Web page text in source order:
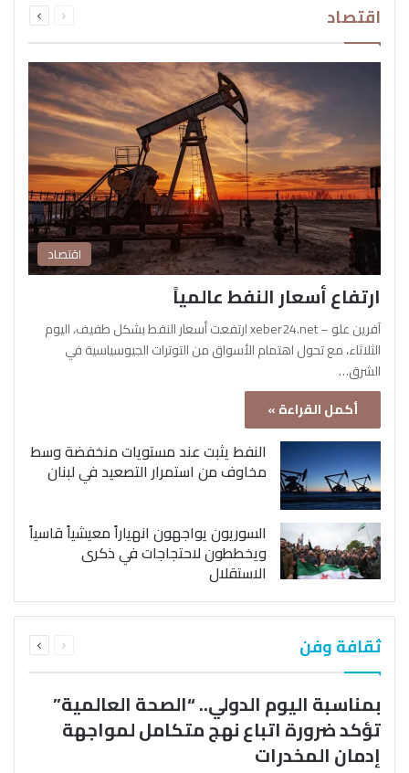
اقتصاد الصفحةالصفحة
اقتصاد
ارتفاع أسعار النفط عالمياً
آفرين علو – xeber24.net ارتفعت أسعار النفط بشكل طفيف، اليوم
الثلاثاء، مع تحول اهتمام الأسواق من التوترات الجيوسياسية في
الشرق…
أكمل القراءة »
النفط يثبت عند مستويات منخفضة وسط
مخاوف من استمرار التصعيد في لبنان
السوريون يواجهون انهياراً معيشياً قاسياً
ويخططون لاحتجاجات في ذكرى
الاستقلال
ثقافة وفن الصفحةالصفحة
بمناسبة اليوم الدولي.. “الصحة العالمية”
تؤكد ضرورة اتباع نهج متكامل لمواجهة
إدمان المخدرات